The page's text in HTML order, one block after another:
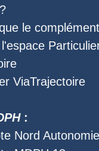
?
le
espace
ViaTrajectoire
:
Nord Autonomie